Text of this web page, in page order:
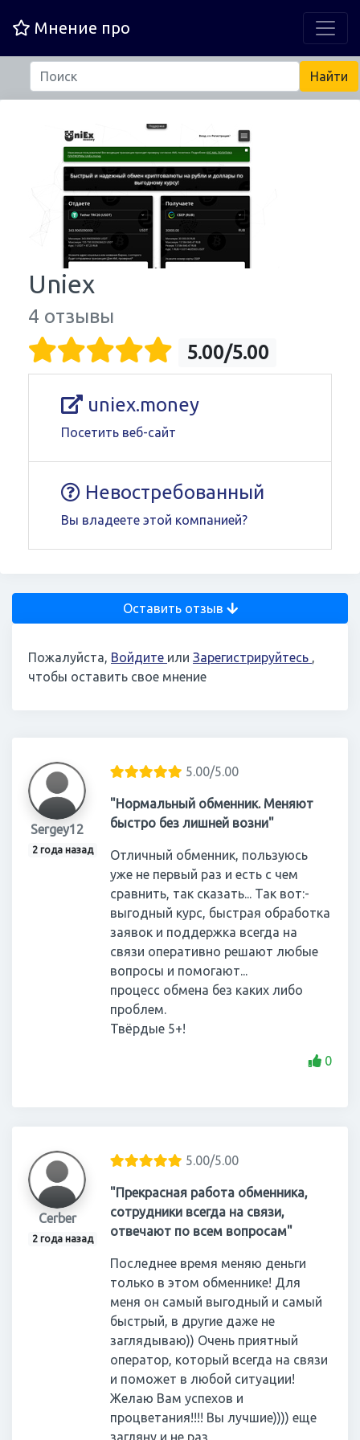
Мнение про
Uniex
4 отзывы
5.00/5.00
uniex.money
Посетить веб-сайт
Невостребованный
Вы владеете этой компанией?
Оставить отзыв
Пожалуйста, Войдите или Зарегистрируйтесь ,
чтобы оставить свое мнение
Sergey12
2 года назад
5.00/5.00
"Нормальный обменник. Меняют
быстро без лишней возни"
Отличный обменник, пользуюсь
уже не первый раз и есть с чем
сравнить, так сказать... Так вот:-
выгодный курс, быстрая обработка
заявок и поддержка всегда на
связи оперативно решают любые
вопросы и помогают...
процесс обмена без каких либо
проблем.
Твёрдые 5+!
0
Cerber
2 года назад
5.00/5.00
"Прекрасная работа обменника,
сотрудники всегда на связи,
отвечают по всем вопросам"
Последнее время меняю деньги
только в этом обменнике! Для
меня он самый выгодный и самый
быстрый, в другие даже не
заглядываю)) Очень приятный
оператор, который всегда на связи
и поможет в любой ситуации!
Желаю Вам успехов и
процветания!!!! Вы лучшие)))) еще
загляну и не раз